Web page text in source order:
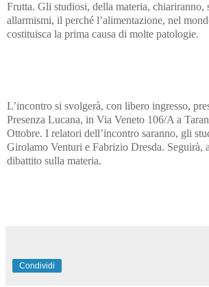
Frutta. Gli studiosi, della materia, chiariranno,
allarmismi, il perché l’alimentazione, nel
costituisca la prima causa di molte patologie.
L’incontro si svolgerà, con libero ingresso,
Presenza Lucana, in Via Veneto 106/A a
Ottobre. I relatori dell’incontro saranno, gli
Girolamo Venturi e Fabrizio Dresda. Seguirà,
dibattito sulla materia.
Condividi